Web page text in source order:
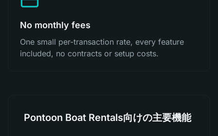
No monthly fees
One small per-transaction rate, every feature
included, no contracts or setup costs.
Pontoon Boat Rentals向けの主要機能